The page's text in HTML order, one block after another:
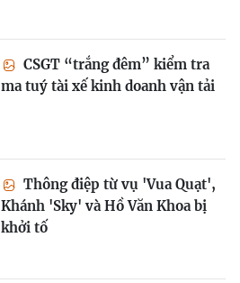
CSGT “trắng đêm” kiểm tra
ma tuý tài xế kinh doanh vận tải
Thông điệp từ vụ 'Vua Quạt',
Khánh 'Sky' và Hồ Văn Khoa bị
khởi tố